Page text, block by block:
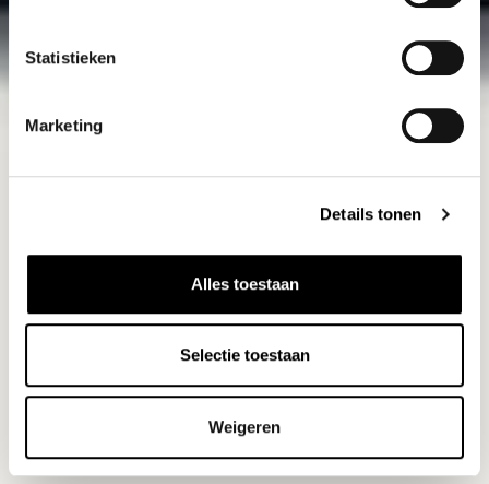
Statistieken
Marketing
Details tonen
Alles toestaan
Selectie toestaan
Weigeren